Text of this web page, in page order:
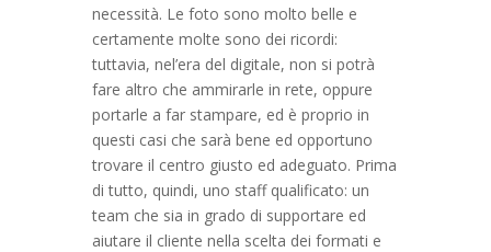
necessità. Le foto sono molto belle e
certamente molte sono dei ricordi:
tuttavia, nel’era del digitale, non si potrà
fare altro che ammirarle in rete, oppure
portarle a far stampare, ed è proprio in
questi casi che sarà bene ed opportuno
trovare il centro giusto ed adeguato. Prima
di tutto, quindi, uno staff qualificato: un
team che sia in grado di supportare ed
aiutare il cliente nella scelta dei formati e